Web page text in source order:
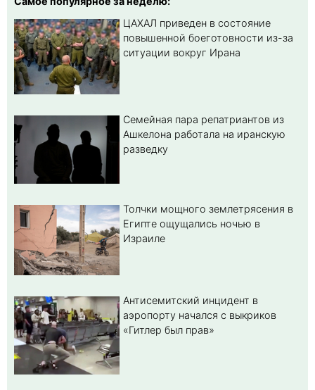
ЦАХАЛ приведен в состояние
повышенной боеготовности из-за
ситуации вокруг Ирана
Семейная пара репатриантов из
Ашкелона работала на иранскую
разведку
Толчки мощного землетрясения в
Египте ощущались ночью в
Израиле
Антисемитский инцидент в
аэропорту начался с выкриков
«Гитлер был прав»